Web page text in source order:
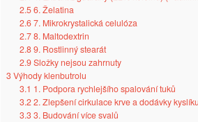
2.56. Želatina
2.67. Mikrokrystalická celulóza
2.78. Maltodextrin
2.89. Rostlinný stearát
2.9Složky nejsou zahrnuty
3Výhody klenbutrolu
3.1 1. Podpora rychlejšího spalování tuků
3.22. Zlepšení cirkulace krve a dodávky kyslíku
3.33. Budování více svalů